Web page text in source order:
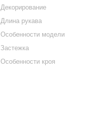
Декорирование
Длина рукава
Особенности модели
Застежка
Особенности кроя